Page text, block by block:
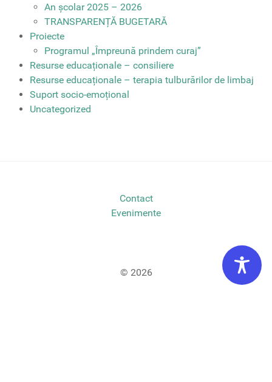
An școlar 2025 – 2026
TRANSPARENȚĂ BUGETARĂ
Proiecte
Programul „Împreună prindem curaj”
Resurse educaționale – consiliere
Resurse educaționale – terapia tulburărilor de limbaj
Suport socio-emoțional
Uncategorized
Contact
Evenimente
© 2026